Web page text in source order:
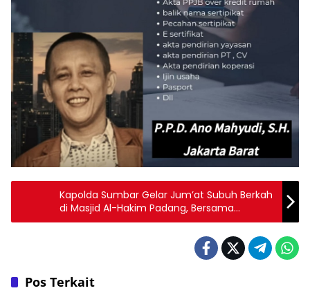
Kapolda Sumbar Gelar Jum’at Subuh Berkah
di Masjid Al-Hakim Padang, Bersama
Relawan Tegak Lurus Prabowo
Pos Terkait